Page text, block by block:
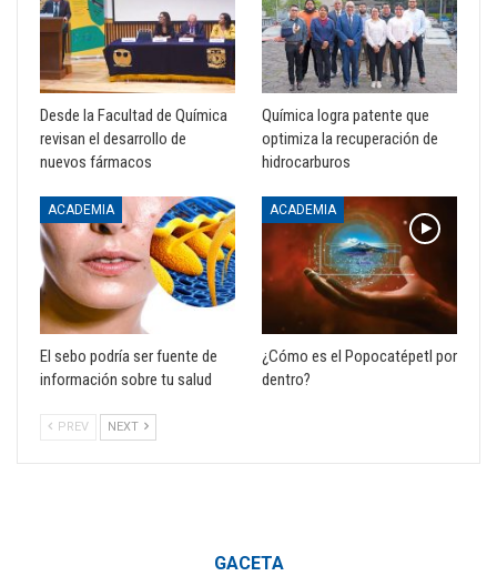
Desde la Facultad de Química
revisan el desarrollo de
nuevos fármacos
Química logra patente que
optimiza la recuperación de
hidrocarburos
ACADEMIA
El sebo podría ser fuente de
información sobre tu salud
ACADEMIA
¿Cómo es el Popocatépetl por
dentro?
PREV NEXT
GACETA